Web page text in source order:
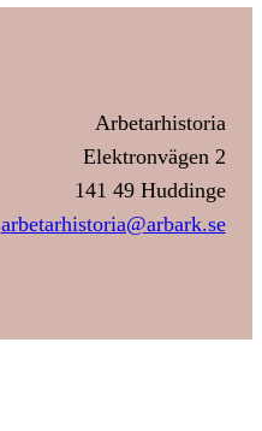
Arbetarhistoria
Elektronvägen 2
141 49 Huddinge
arbetarhistoria@arbark.se